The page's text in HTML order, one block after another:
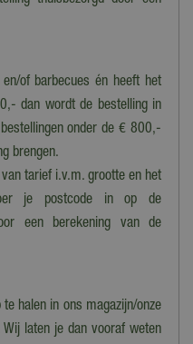
of barbecues én heeft het
dan wordt de bestelling in
bestellingen onder de € 800,-
brengen.
tarief i.v.m. grootte en het
je postcode in op de
een berekening van de
halen in ons magazijn/onze
laten je dan vooraf weten